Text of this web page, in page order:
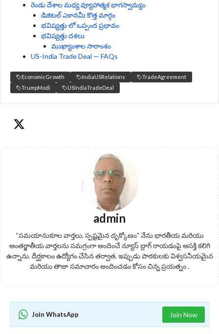
రెండు దేశాల మధ్య వ్యూహాత్మక భాగస్వామ్యం
డిజిటల్ ఎకానమీ కొత్త మార్గం
భవిష్యత్తు లో ఒప్పంద ప్రభావం
భవిష్యత్తు దశలు
ముఖ్యాంశాల సారాంశం
US-India Trade Deal — FAQs
EconomicGrowth IndiaUSRelations
TradeAgreement
TrumpModi
USIndiaTradeDeal
admin
“సమయానుకూల వార్తలు, స్పష్టమైన దృక్కోణం" నేను భారతీయ మరియు
అంతర్జాతీయ వార్తలను సమగ్రంగా అందించే న్యూస్ బ్లాగ్ రాయడంపై ఆసక్తి కలిగి
ఉన్నాను. దీర్ఘకాలం ఉద్యోగం చేసిన తర్వాత, ఇప్పుడు పాఠకులకు విశ్వసనీయమైన
మరియు తాజా సమాచారం అందించడం కోసం చిన్న ప్రయత్నం .
Join WhatsApp Join Now